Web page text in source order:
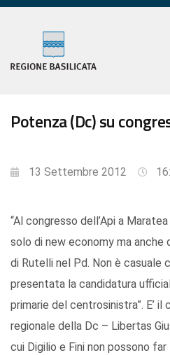
Potenza (Dc) su
13 Settembre 2012
“Al congresso dell’Api a
solo di new economy ma anche
di Rutelli nel Pd. Non è casuale
presentata la candidatura
primarie del centrosinistra”. E’
regionale della Dc – Libertas
cui Digilio e Fini non possono